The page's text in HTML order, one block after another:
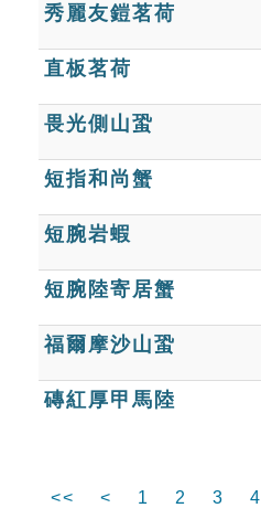
秀麗友鎧茗荷
直板茗荷
畏光側山蛩
短指和尚蟹
短腕岩蝦
短腕陸寄居蟹
福爾摩沙山蛩
磚紅厚甲馬陸
<< < 1 2 3 4